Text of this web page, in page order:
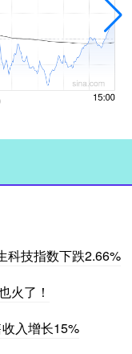
科技指数下跌2.66%
火了！
入增长15%